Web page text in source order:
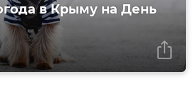
в Крыму на День